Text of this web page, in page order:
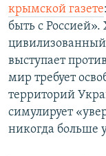
крымской газете
быть с Россией».
выступает
мир требует
территорий
симулирует
никогда больше